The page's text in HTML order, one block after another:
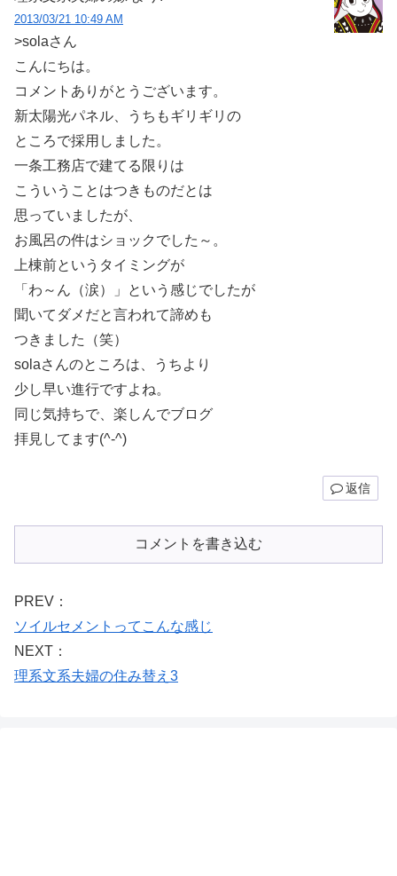
2013/03/21 10:49 AM
>solaさん
こんにちは。
コメントありがとうございます。
新太陽光パネル、うちもギリギリの
ところで採用しました。
一条工務店で建てる限りは
こういうことはつきものだとは
思っていましたが、
お風呂の件はショックでした～。
上棟前というタイミングが
「わ～ん（涙）」という感じでしたが
聞いてダメだと言われて諦めも
つきました（笑）
solaさんのところは、うちより
少し早い進行ですよね。
同じ気持ちで、楽しんでブログ
拝見してます(^-^)
返信
コメントを書き込む
PREV：
ソイルセメントってこんな感じ
NEXT：
理系文系夫婦の住み替え3